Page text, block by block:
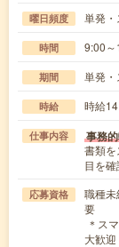
曜日頻度 単発・
時間 9:00～
期間 単発・
時給 時給
仕事内容 事務
書類
目を
応募資格
職種未
要
＊ス
大歓